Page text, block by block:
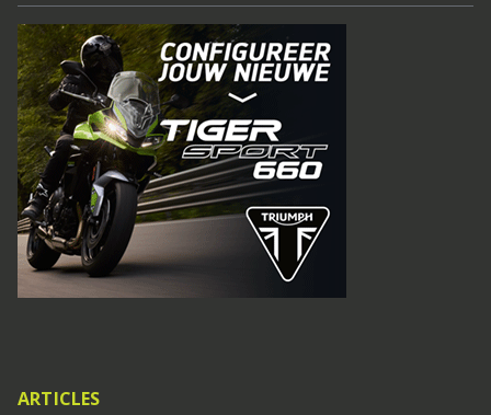
ARTICLES